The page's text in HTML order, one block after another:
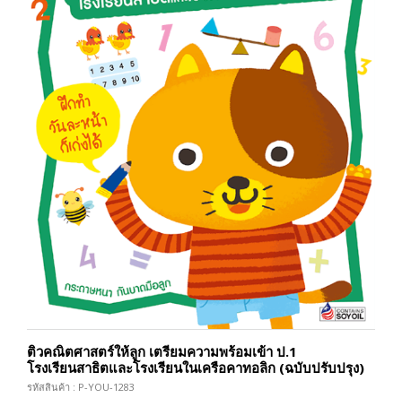
ติวคณิตศาสตร์ให้ลูก เตรียมความพร้อมเข้า ป.1
โรงเรียนสาธิตและโรงเรียนในเครือคาทอลิก (ฉบับปรับปรุง)
รหัสสินค้า : P-YOU-1283